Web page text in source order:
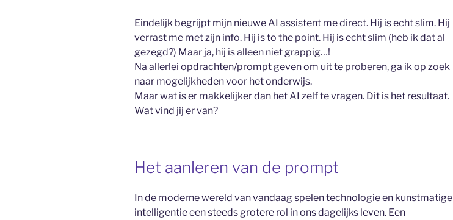
Eindelijk begrijpt mijn nieuwe AI assistent me direct. Hij is echt slim. Hij
verrast me met zijn info. Hij is to the point. Hij is echt slim (heb ik dat al
gezegd?) Maar ja, hij is alleen niet grappig…!
Na allerlei opdrachten/prompt geven om uit te proberen, ga ik op zoek
naar mogelijkheden voor het onderwijs.
Maar wat is er makkelijker dan het AI zelf te vragen. Dit is het resultaat.
Wat vind jij er van?
Het aanleren van de prompt
In de moderne wereld van vandaag spelen technologie en kunstmatige
intelligentie een steeds grotere rol in ons dagelijks leven. Een